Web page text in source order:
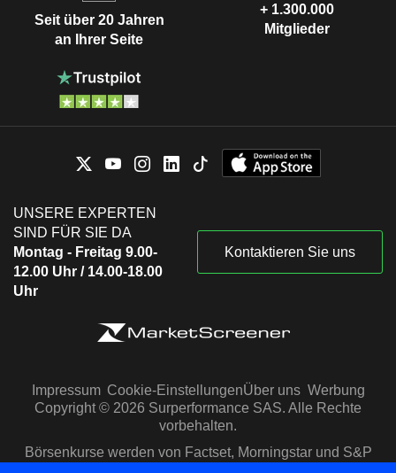
Seit über 20 Jahren
an Ihrer Seite
+ 1.300.000
Mitglieder
UNSERE EXPERTEN
SIND FÜR SIE DA
Montag - Freitag 9.00-
12.00 Uhr / 14.00-18.00
Uhr
Kontaktieren Sie uns
Impressum Cookie-EinstellungenÜber uns Werbung
Copyright © 2026 Surperformance SAS. Alle Rechte
vorbehalten.
Börsenkurse werden von Factset, Morningstar und S&P